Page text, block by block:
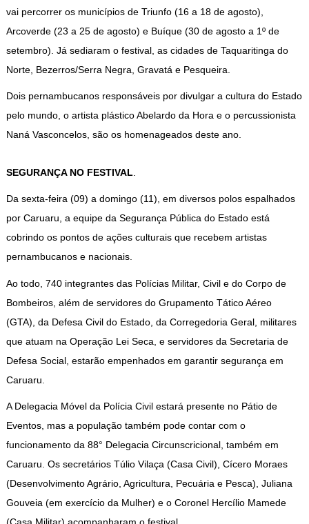
vai percorrer os municípios de Triunfo (16 a 18 de agosto),
Arcoverde (23 a 25 de agosto) e Buíque (30 de agosto a 1º de
setembro). Já sediaram o festival, as cidades de Taquaritinga do
Norte, Bezerros/Serra Negra, Gravatá e Pesqueira.
Dois pernambucanos responsáveis por divulgar a cultura do Estado
pelo mundo, o artista plástico Abelardo da Hora e o percussionista
Naná Vasconcelos, são os homenageados deste ano.
SEGURANÇA NO FESTIVAL
Da sexta-feira (09) a domingo (11), em diversos polos espalhados
por Caruaru, a equipe da Segurança Pública do Estado está
cobrindo os pontos de ações culturais que recebem artistas
pernambucanos e nacionais.
Ao todo, 740 integrantes das Polícias Militar, Civil e do Corpo de
Bombeiros, além de servidores do Grupamento Tático Aéreo
(GTA), da Defesa Civil do Estado, da Corregedoria Geral, militares
que atuam na Operação Lei Seca, e servidores da Secretaria de
Defesa Social, estarão empenhados em garantir segurança em
Caruaru.
A Delegacia Móvel da Polícia Civil estará presente no Pátio de
Eventos, mas a população também pode contar com o
funcionamento da 88° Delegacia Circunscricional, também em
Caruaru. Os secretários Túlio Vilaça (Casa Civil), Cícero Moraes
(Desenvolvimento Agrário, Agricultura, Pecuária e Pesca), Juliana
Gouveia (em exercício da Mulher) e o Coronel Hercílio Mamede